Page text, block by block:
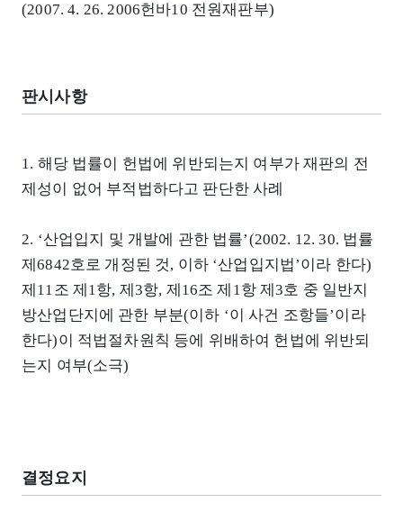
(2007. 4. 26. 2006헌바10 전원재판부)
판시사항
1. 해당 법률이 헌법에 위반되는지 여부가 재판의 전
제성이 없어 부적법하다고 판단한 사례
2. ‘산업입지 및 개발에 관한 법률’(2002. 12. 30. 법률
제6842호로 개정된 것, 이하 ‘산업입지법’이라 한다)
제11조 제1항, 제3항, 제16조 제1항 제3호 중 일반지
방산업단지에 관한 부분(이하 ‘이 사건 조항들’이라
한다)이 적법절차원칙 등에 위배하여 헌법에 위반되
는지 여부(소극)
결정요지